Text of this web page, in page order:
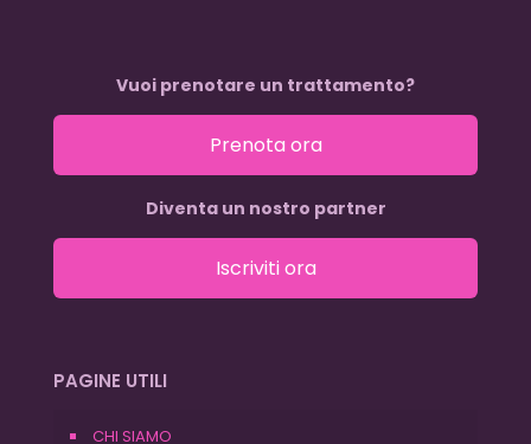
Vuoi prenotare un trattamento?
Prenota ora
Diventa un nostro partner
Iscriviti ora
PAGINE UTILI
CHI SIAMO